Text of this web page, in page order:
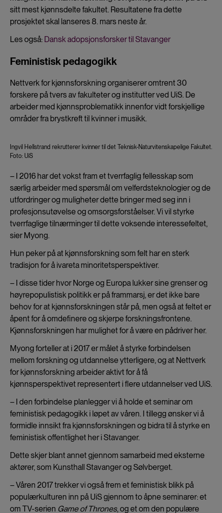
sitt mest kjønnsdelte fakultet. Resultatene fra dette
prosjektet skal lanseres 8. mars neste år.
Les også: Dansk adopsjonsforsker til Stavanger
Feministisk pedagogikk
Nettverk for kjønnsforskning organiserer omtrent 30
forskere på tvers av fakulteter og institutter ved UiS. De
arbeider med kjønnsproblematikk innenfor vidt forskjellige
områder fra brystkreft til kvinner i musikk.
Ingvil Hellstrand rekrutterer kvinner til det Teknisk-Naturvitenskapelige Fakultet.
Foto: UiS
– I 2016 har det vokst fram et tverrfaglig fellesskap som
særlig arbeider med spørsmål om velferdsteknologier og de
utfordringer og muligheter dette bringer med seg inn i
profesjonsutøvelse og omsorgsforståelser. Vi vil styrke
tverrfaglige tilnærminger til dette voksende interessefeltet,
sier Myong.
Hun peker på at kjønnsforskning som felt har en sterk
tradisjon for å ivareta minoritetsperspektiver.
– I disse tider hvor Norge og Europa lukker sine grenser og
høyrepopulistisk politikk er på frammarsj, er det ikke bare
behov for at kjønnsforskningen står på, men også at feltet er
åpent for å omdefinere og skjerpe forskningsfrontene.
Kjønnsforskningen har mulighet for å være en pådriver her.
Myong forteller at i 2017 er målet å styrke forbindelsen
mellom forskning og utdannelse ytterligere, og at Nettverk
for kjønnsforskning arbeider aktivt for å få
kjønnsperspektivet representert i flere utdannelser ved UiS.
– I den forbindelse planlegger vi å holde et seminar om
feministisk pedagogikk i løpet av våren. I tillegg ønsker vi å
formidle innsikt fra kjønnsforskningen og bidra til å styrke en
feministisk offentlighet her i Stavanger.
Dette skjer blant annet gjennom samarbeid med eksterne
aktører, som Kunsthall Stavanger og Sølvberget.
– Våren 2017 trekker vi også frem et feministisk blikk på
populærkulturen inn på UiS gjennom to åpne seminarer: et
om TV-serien Game of Thrones, og et om den populære